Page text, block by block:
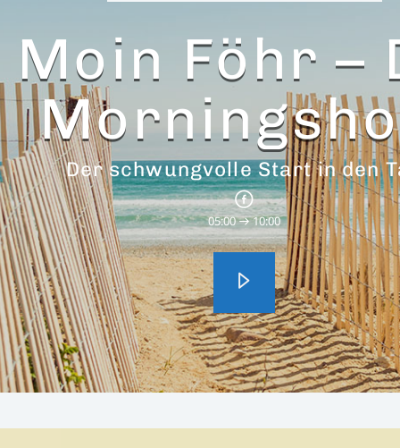
Moin Föhr –
Der schwungvolle Start in den
05:00 10:00